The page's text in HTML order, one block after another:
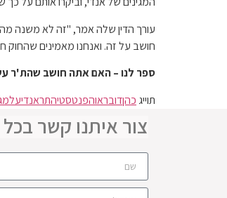
עורך הדין שלה אמר, "זה לא משנה מה
חושב על זה. ואנחנו מאמינים
ספר לנו – האם אתה חושב שהת'ר
תוייג כהןדובראוהפנטסטיהתראנדיעל
צור איתנו קשר